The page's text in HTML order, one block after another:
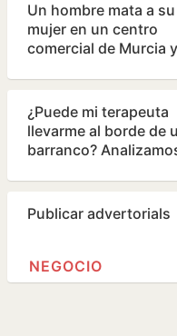
Un hombre mata a su
mujer en un centro
comercial de Murcia y
¿Puede mi terapeuta
llevarme al borde de
barranco?
Publicar advertorials
NEGOCIO